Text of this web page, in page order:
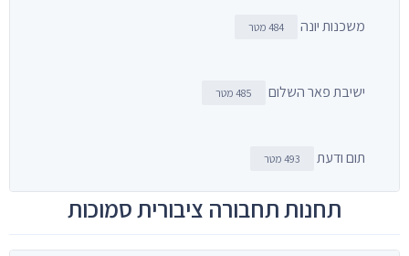
משכנות יונה 484 מטר
ישיבת פאר השלום 485 מטר
תום ודעת 493 מטר
תחנות תחבורה ציבורית סמוכות